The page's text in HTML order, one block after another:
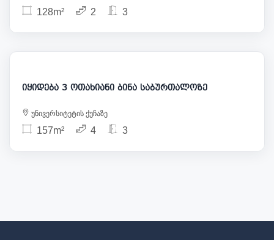
128m² 2 3
380 000
იყიდება 3 ოთახიანი ბინა საბურთალოზე
უნივერსიტეტის ქუჩაზე
157m² 4 3